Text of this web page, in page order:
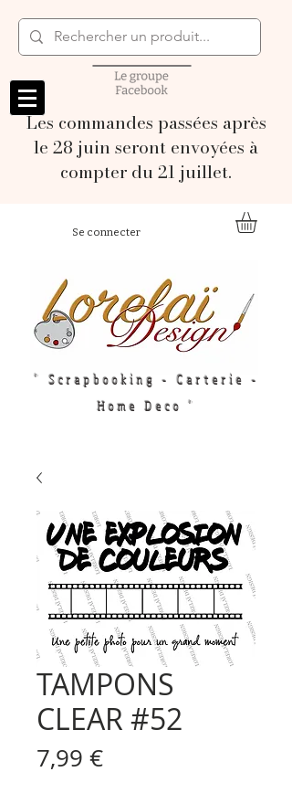
Les commandes passées après
le 28 juin seront envoyées à
compter du 21 juillet.
Se connecter
" Scrapbooking - Carterie -
Home Deco "
TAMPONS
CLEAR #52
7,99 €Prix